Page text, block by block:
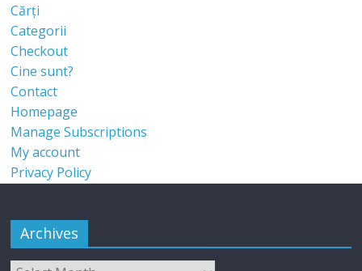
Cărți
Categorii
Checkout
Cine sunt?
Contact
Homepage
Manage Subscriptions
My account
Privacy Policy
Archives